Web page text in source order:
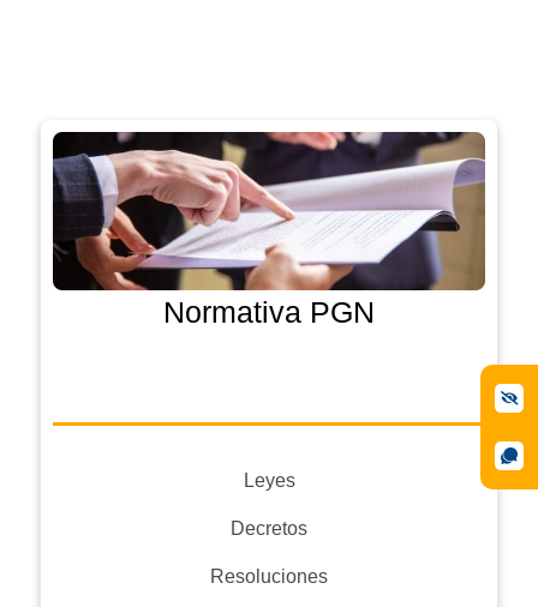
Normativa PGN
Leyes
Decretos
Resoluciones